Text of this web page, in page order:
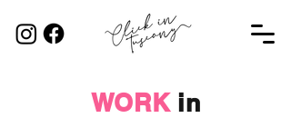
WORKin